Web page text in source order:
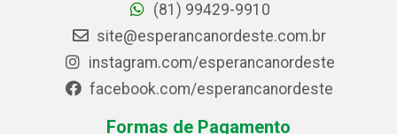
(81) 99429-9910
site@esperancanordeste.com.br
instagram.com/esperancanordeste
facebook.com/esperancanordeste
Formas de Pagamento